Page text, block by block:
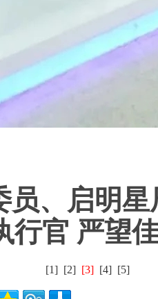
员、启明
行官 严望
[1] [2] [3] [4] [5]